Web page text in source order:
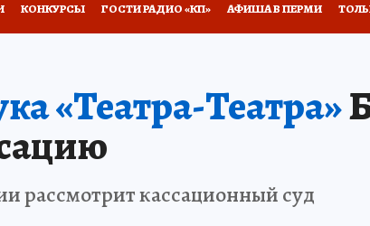
КОНКУРСЫ ГОСТИ РАДИО «КП» АФИША В ПЕРМИ
ОТДЫХ В РОССИИ ЗАПОВЕДНАЯ РОССИЯ ГЕРОИ В
НАСТОЯЩИЕ ЛЮДИ
«Театра-Театра»
рассмотрит кассационный суд